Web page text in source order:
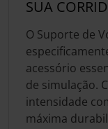
SUA
O Suporte de
acessório
de simulação.
intensidade
máxima